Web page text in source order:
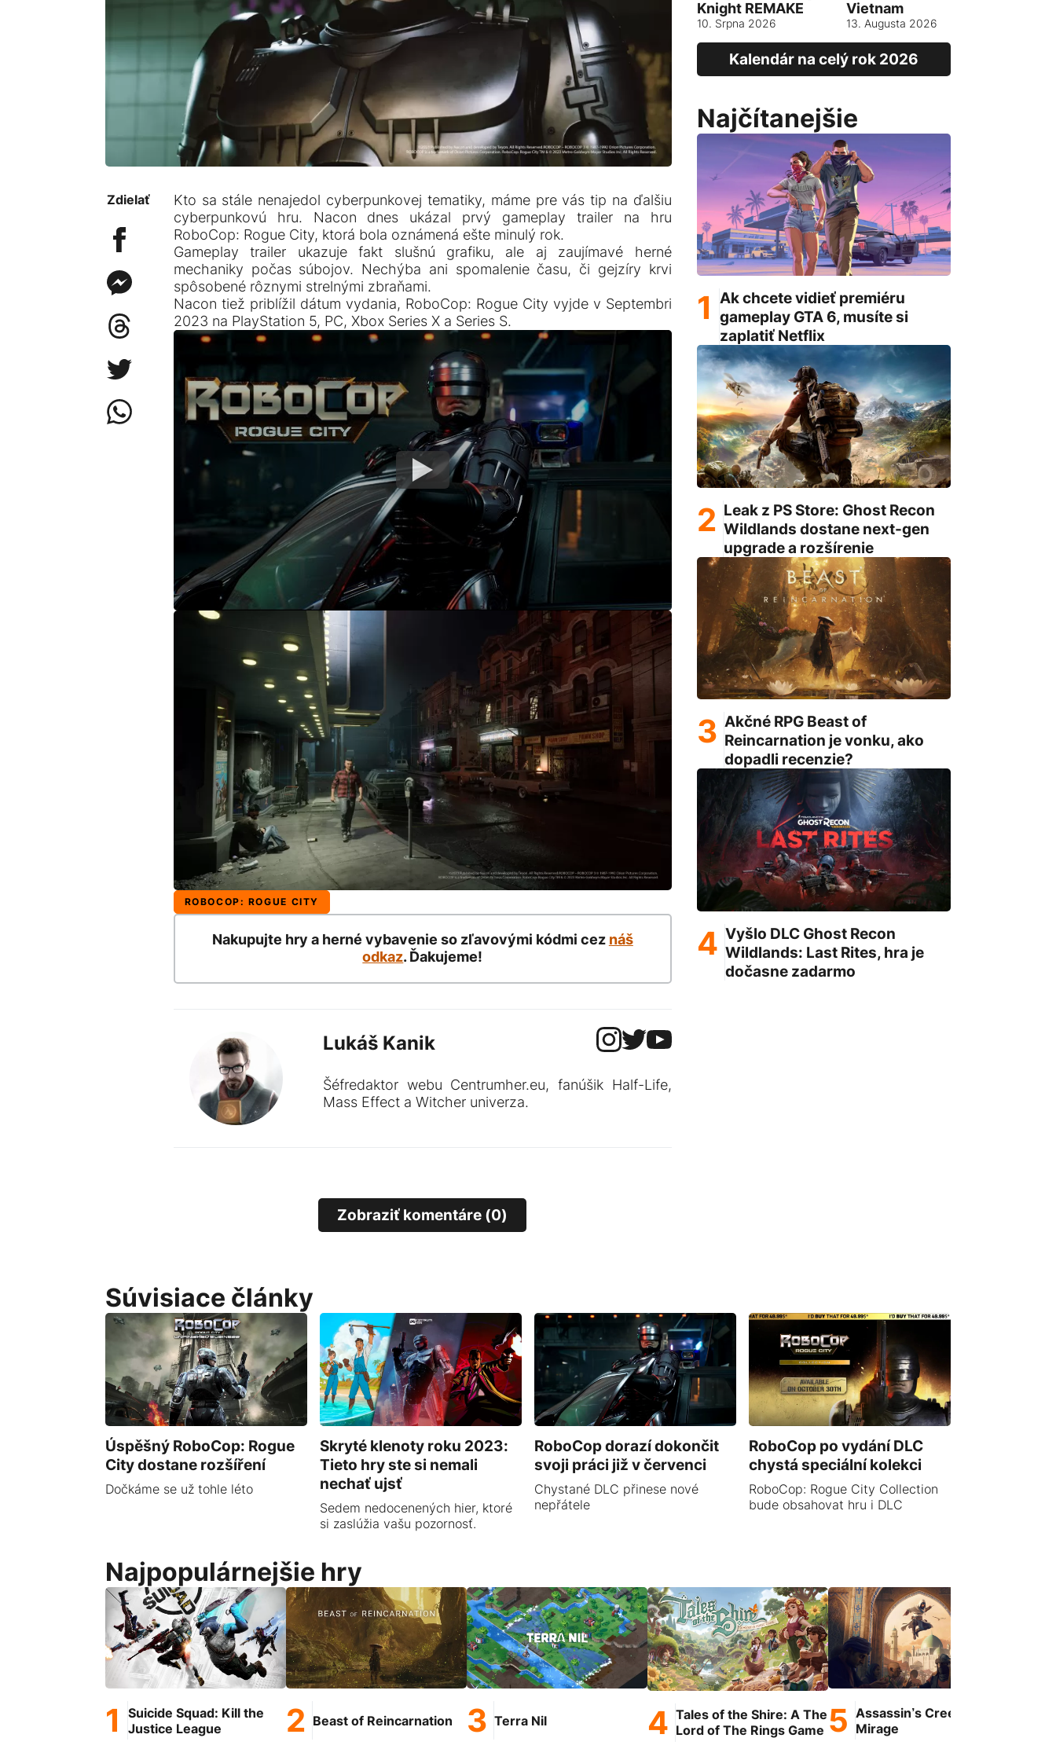
Zdielať
Kto sa stále nenajedol cyberpunkovej tematiky, máme pre vás tip na ďalšiu
cyberpunkovú hru. Nacon dnes ukázal prvý gameplay trailer na hru
RoboCop: Rogue City, ktorá bola oznámená ešte minulý rok.
Gameplay trailer ukazuje fakt slušnú grafiku, ale aj zaujímavé herné
mechaniky počas súbojov. Nechýba ani spomalenie času, či gejzíry krvi
spôsobené rôznymi strelnými zbraňami.
Nacon tiež priblížil dátum vydania, RoboCop: Rogue City vyjde v Septembri
2023 na PlayStation 5, PC, Xbox Series X a Series S.
ROBOCOP: ROGUE CITY
Nakupujte hry a herné vybavenie so zľavovými kódmi cez náš
odkaz. Ďakujeme!
Lukáš Kanik
Šéfredaktor webu Centrumher.eu, fanúšik Half-Life,
Mass Effect a Witcher univerza.
Zobraziť komentáre (0)
Súvisiace články
Úspěšný RoboCop: Rogue
City dostane rozšíření
Dočkáme se už tohle léto
Skryté klenoty roku 2023:
Tieto hry ste si nemali
nechať ujsť
Sedem nedocenených hier, ktoré
si zaslúžia vašu pozornosť.
RoboCop dorazí dokončit
svoji práci již v červenci
Chystané DLC přinese nové
nepřátele
RoboCop po vydání DLC
chystá speciální kolekci
RoboCop: Rogue City Collection
bude obsahovat hru i DLC
Najpopulárnejšie hry
Suicide Squad: Kill the
Justice League
Beast of Reincarnation Terra Nil
Tales of the Shire: A The
Lord of The Rings Game
Assassin’s Creed
Mirage
Knight REMAKE
10. Srpna 2026
Vietnam
13. Augusta 2026
Kalendár na celý rok 2026
Najčítanejšie
Ak chcete vidieť premiéru
gameplay GTA 6, musíte si
zaplatiť Netflix
Leak z PS Store: Ghost Recon
Wildlands dostane next-gen
upgrade a rozšírenie
Akčné RPG Beast of
Reincarnation je vonku, ako
dopadli recenzie?
Vyšlo DLC Ghost Recon
Wildlands: Last Rites, hra je
dočasne zadarmo